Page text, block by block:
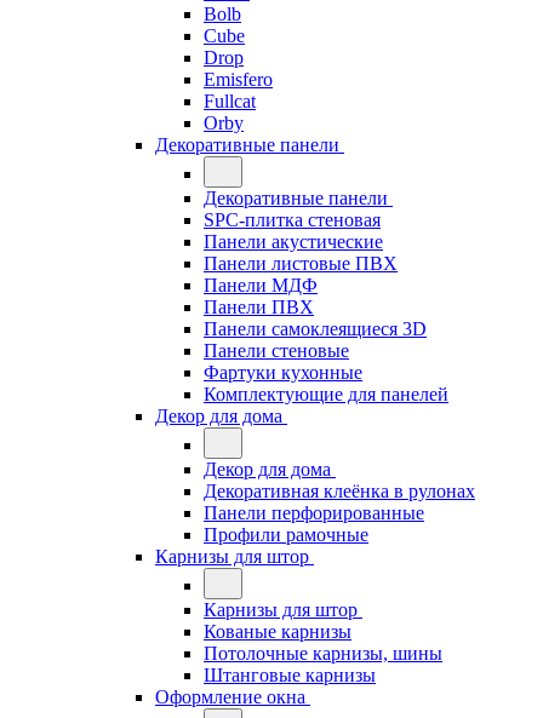
Bolb
Cube
Drop
Emisfero
Fullcat
Orby
Декоративные панели
Декоративные панели
SPC-плитка стеновая
Панели акустические
Панели листовые ПВХ
Панели МДФ
Панели ПВХ
Панели самоклеящиеся 3D
Панели стеновые
Фартуки кухонные
Комплектующие для панелей
Декор для дома
Декор для дома
Декоративная клеёнка в рулонах
Панели перфорированные
Профили рамочные
Карнизы для штор
Карнизы для штор
Кованые карнизы
Потолочные карнизы, шины
Штанговые карнизы
Оформление окна